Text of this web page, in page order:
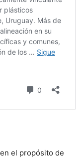
el propósito de